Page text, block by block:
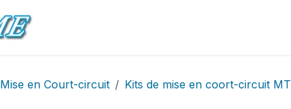
Mise en Court-circuit Kits de mise en coort-circuit MT